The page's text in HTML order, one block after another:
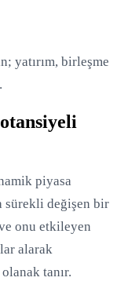
yatırım, birleşme
piyasa
sürekli değişen bir
onu etkileyen
alarak
tanır.